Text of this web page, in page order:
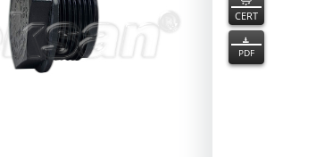
CERT
PDF